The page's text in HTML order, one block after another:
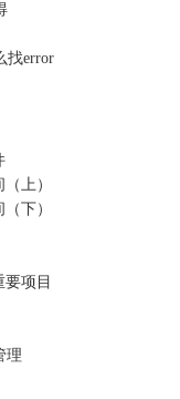
找error
上）
下）
要项目
理